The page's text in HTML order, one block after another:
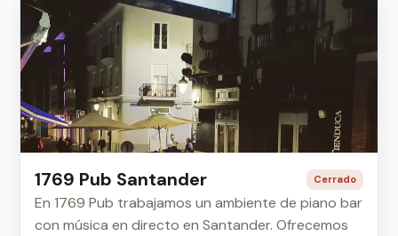
1769 Pub Santander Cerrado
En 1769 Pub trabajamos un ambiente de piano bar
con música en directo en Santander. Ofrecemos